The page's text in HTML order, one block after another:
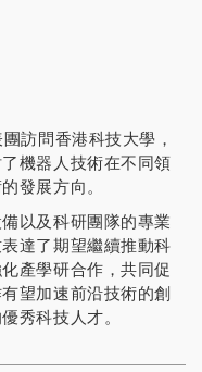
訪問香港科技大學，
機器人技術在不同領
發展方向。
以及科研團隊的專業
達了期望繼續推動科
產學研合作，共同促
望加速前沿技術的創
秀科技人才。